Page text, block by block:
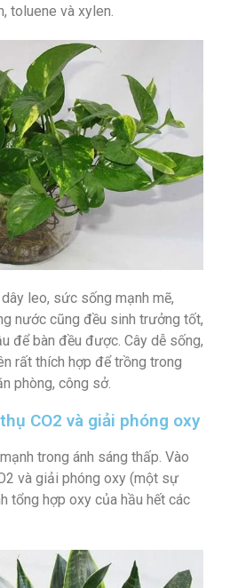
toluene và xylen.
leo, sức sống mạnh mẽ,
nước cũng đều sinh trưởng tốt,
để bàn đều được. Cây dễ sống,
rất thích hợp để trồng trong
phòng, công sở.
CO2 và giải phóng oxy
trong ánh sáng thấp. Vào
và giải phóng oxy (một sự
tổng hợp oxy của hầu hết các